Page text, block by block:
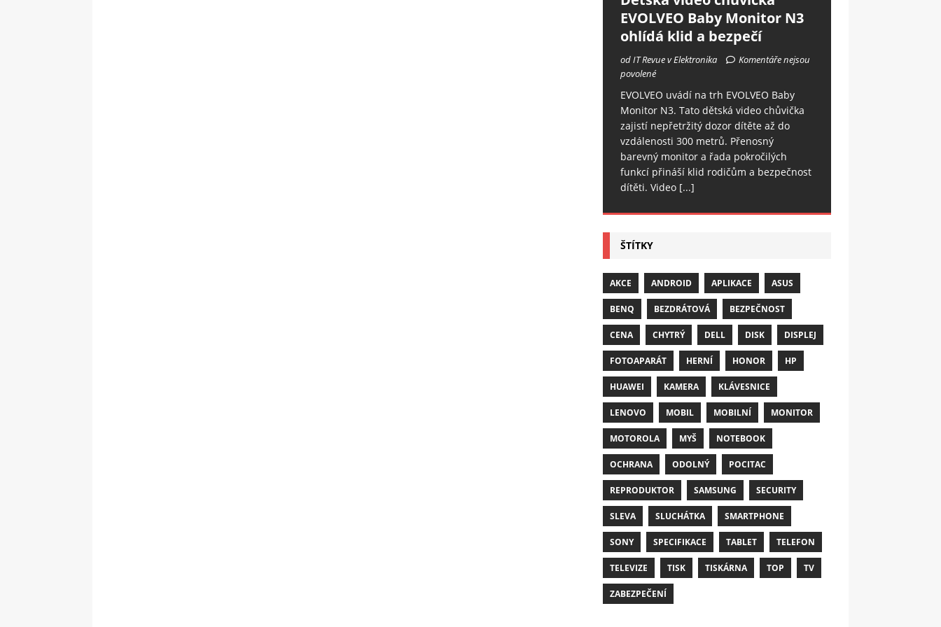
EVOLVEO Baby Monitor N3
ohlídá klid a bezpečí
od IT Revue v Elektronika
Komentáře nejsou
povolené
EVOLVEO uvádí na trh EVOLVEO Baby
Monitor N3. Tato dětská video chůvička
zajistí nepřetržitý dozor dítěte až do
vzdálenosti 300 metrů. Přenosný
barevný monitor a řada pokročilých
funkcí přináší klid rodičům a bezpečnost
dítěti. Video [...]
ŠTÍTKY
AKCE ANDROID APLIKACE ASUS
BENQ BEZDRÁTOVÁ BEZPEČNOST
CENA CHYTRÝ DELL DISK DISPLEJ
FOTOAPARÁT HERNÍ HONOR HP
HUAWEI KAMERA KLÁVESNICE
LENOVO MOBIL MOBILNÍ MONITOR
MOTOROLA MYŠ NOTEBOOK
OCHRANA ODOLNÝ POCITAC
REPRODUKTOR SAMSUNG SECURITY
SLEVA SLUCHÁTKA SMARTPHONE
SONY SPECIFIKACE TABLET TELEFON
TELEVIZE TISK TISKÁRNA TOP TV
ZABEZPEČENÍ